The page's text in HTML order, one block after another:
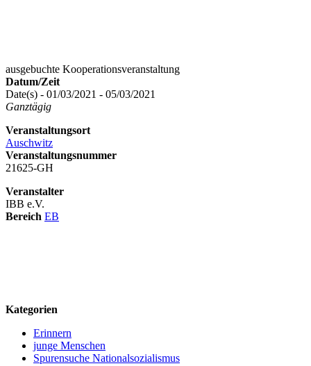
ausgebuchte Kooperationsveranstaltung
Datum/Zeit
Date(s) - 01/03/2021 - 05/03/2021
Ganztägig
Veranstaltungsort
Auschwitz
Veranstaltungsnummer
21625-GH
Veranstalter
IBB e.V.
Bereich EB
Kategorien
Erinnern
junge Menschen
Spurensuche Nationalsozialismus